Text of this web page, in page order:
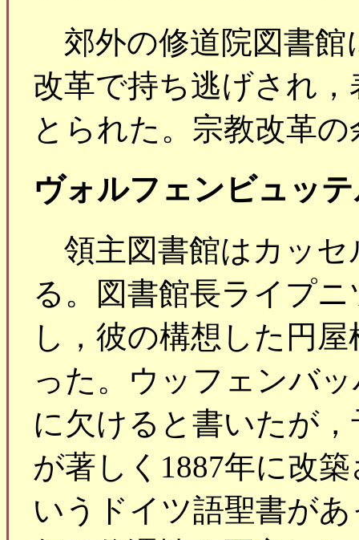
郊外の修道院図書館
改革で持ち逃げされ
とられた。宗教改革
ヴォルフェンビュッ
領主図書館はカッセ
る。図書館長ライプ
し，彼の構想した円
った。ウッフェンバ
に欠けると書いたが
が著しく1887年に改
いうドイツ語聖書が